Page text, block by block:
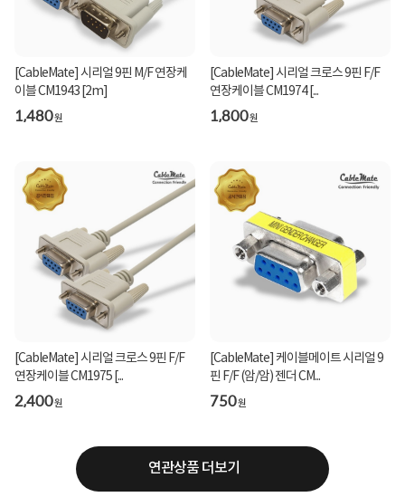
[CableMate] 시리얼 9핀 M/F 연장케
이블 CM1943 [2m]
1,480원
[CableMate] 시리얼 크로스 9핀 F/F
연장케이블 CM1974 [...
1,800원
[CableMate] 시리얼 크로스 9핀 F/F
연장케이블 CM1975 [...
2,400원
[CableMate] 케이블메이트 시리얼 9
핀 F/F (암/암) 젠더 CM...
750원
연관상품 더보기